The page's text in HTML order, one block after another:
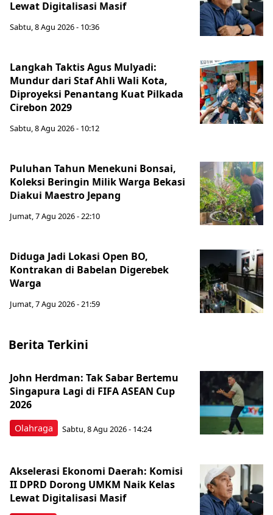
Lewat Digitalisasi Masif
Sabtu, 8 Agu 2026 - 10:36
Langkah Taktis Agus Mulyadi:
Mundur dari Staf Ahli Wali Kota,
Diproyeksi Penantang Kuat Pilkada
Cirebon 2029
Sabtu, 8 Agu 2026 - 10:12
Puluhan Tahun Menekuni Bonsai,
Koleksi Beringin Milik Warga Bekasi
Diakui Maestro Jepang
Jumat, 7 Agu 2026 - 22:10
Diduga Jadi Lokasi Open BO,
Kontrakan di Babelan Digerebek
Warga
Jumat, 7 Agu 2026 - 21:59
Berita Terkini
Olahraga
John Herdman: Tak Sabar Bertemu
Singapura Lagi di FIFA ASEAN Cup
2026
Sabtu, 8 Agu 2026 - 14:24
Akselerasi Ekonomi Daerah: Komisi
II DPRD Dorong UMKM Naik Kelas
Lewat Digitalisasi Masif